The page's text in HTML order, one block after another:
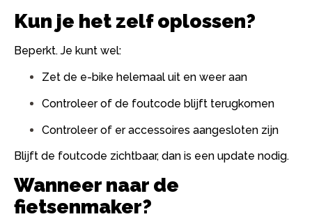
Kun je het zelf oplossen?
Beperkt. Je kunt wel:
Zet de e-bike helemaal uit en weer aan
Controleer of de foutcode blijft terugkomen
Controleer of er accessoires aangesloten zijn
Blijft de foutcode zichtbaar, dan is een update nodig.
Wanneer naar de
fietsenmaker?